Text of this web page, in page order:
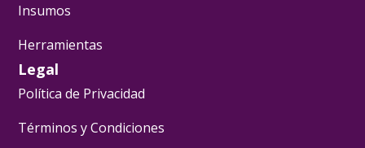
Insumos
Herramientas
Legal
Política de Privacidad
Términos y Condiciones